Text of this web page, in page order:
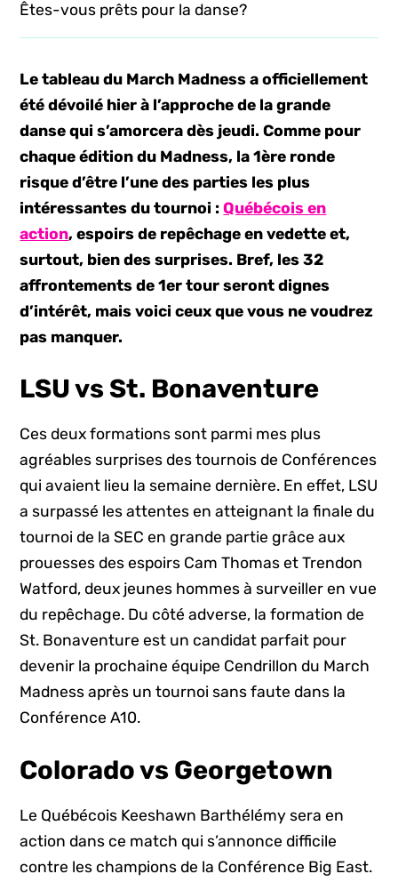
Êtes-vous prêts pour la danse?
Le tableau du March Madness a officiellement
été dévoilé hier à l’approche de la grande
danse qui s’amorcera dès jeudi. Comme pour
chaque édition du Madness, la 1ère ronde
risque d’être l’une des parties les plus
intéressantes du tournoi :Québécois en
action, espoirs de repêchage en vedette et,
surtout, bien des surprises. Bref, les 32
affrontements de 1er tour seront dignes
d’intérêt, mais voici ceux que vous ne voudrez
pas manquer.
LSU vs St. Bonaventure
Ces deux formations sont parmi mes plus
agréables surprises des tournois de Conférences
qui avaient lieu la semaine dernière. En effet, LSU
a surpassé les attentes en atteignant la finale du
tournoi de la SEC en grande partie grâce aux
prouesses des espoirs Cam Thomas et Trendon
Watford, deux jeunes hommes à surveiller en vue
du repêchage. Du côté adverse, la formation de
St. Bonaventure est un candidat parfait pour
devenir la prochaine équipe Cendrillon du March
Madness après un tournoi sans faute dans la
Conférence A10.
Colorado vs Georgetown
Le Québécois Keeshawn Barthélémy sera en
action dans ce match qui s’annonce difficile
contre les champions de la Conférence Big East.